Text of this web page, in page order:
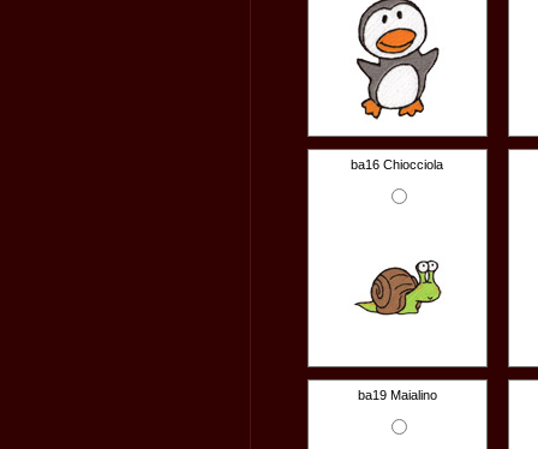
ba16 Chiocciola
ba19 Maialino